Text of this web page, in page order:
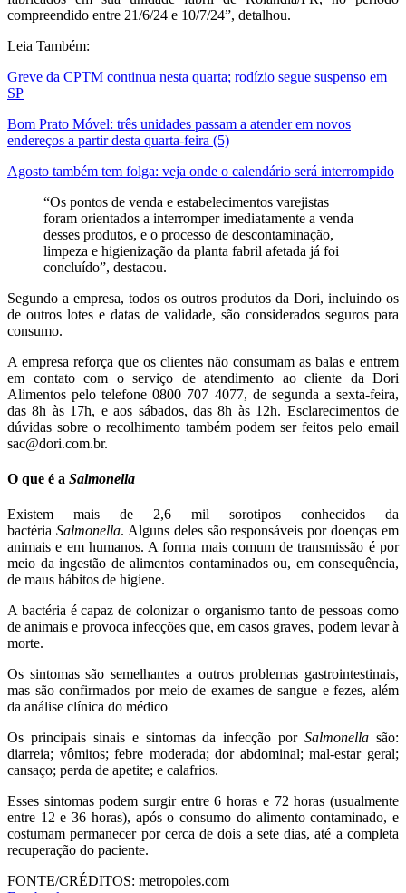
compreendido entre 21/6/24 e 10/7/24”, detalhou.
Leia Também:
Greve da CPTM continua nesta quarta; rodízio segue suspenso em
SP
Bom Prato Móvel: três unidades passam a atender em novos
endereços a partir desta quarta-feira (5)
Agosto também tem folga: veja onde o calendário será interrompido
“Os pontos de venda e estabelecimentos varejistas
foram orientados a interromper imediatamente a venda
desses produtos, e o processo de descontaminação,
limpeza e higienização da planta fabril afetada já foi
concluído”, destacou.
Segundo a empresa, todos os outros produtos da Dori, incluindo os
de outros lotes e datas de validade, são considerados seguros para
consumo.
A empresa reforça que os clientes não consumam as balas e entrem
em contato com o serviço de atendimento ao cliente da Dori
Alimentos pelo telefone 0800 707 4077, de segunda a sexta-feira,
das 8h às 17h, e aos sábados, das 8h às 12h. Esclarecimentos de
dúvidas sobre o recolhimento também podem ser feitos pelo email
sac@dori.com.br.
O que é a Salmonella
Existem mais de 2,6 mil sorotipos conhecidos da
bactéria Salmonella. Alguns deles são responsáveis por doenças em
animais e em humanos. A forma mais comum de transmissão é por
meio da ingestão de alimentos contaminados ou, em consequência,
de maus hábitos de higiene.
A bactéria é capaz de colonizar o organismo tanto de pessoas como
de animais e provoca infecções que, em casos graves, podem levar à
morte.
Os sintomas são semelhantes a outros problemas gastrointestinais,
mas são confirmados por meio de exames de sangue e fezes, além
da análise clínica do médico
Os principais sinais e sintomas da infecção porSalmonella são:
diarreia; vômitos; febre moderada; dor abdominal; mal-estar geral;
cansaço; perda de apetite; e calafrios.
Esses sintomas podem surgir entre 6 horas e 72 horas (usualmente
entre 12 e 36 horas), após o consumo do alimento contaminado, e
costumam permanecer por cerca de dois a sete dias, até a completa
recuperação do paciente.
FONTE/CRÉDITOS: metropoles.com